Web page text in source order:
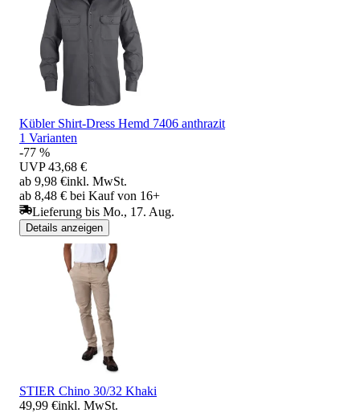
Kübler Shirt-Dress Hemd 7406 anthrazit
1 Varianten
-77 %
UVP 43,68 €
ab 9,98 €inkl. MwSt.
ab 8,48 € bei Kauf von 16+
Lieferung bis Mo., 17. Aug.
Details anzeigen
STIER Chino 30/32 Khaki
49,99 €inkl. MwSt.